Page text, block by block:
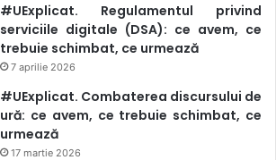
#UExplicat. Regulamentul privind
serviciile digitale (DSA): ce avem, ce
trebuie schimbat, ce urmează
7 aprilie 2026
#UExplicat. Combaterea discursului de
ură: ce avem, ce trebuie schimbat, ce
urmează
17 martie 2026